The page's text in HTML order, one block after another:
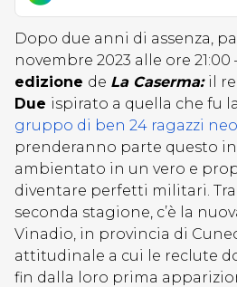
Dopo due anni di assenza,
novembre 2023 alle ore 21:00
edizione de La Caserma: il
Due ispirato a quella che fu
gruppo di ben 24 ragazzi
prenderanno parte questo
ambientato in un vero e
diventare perfetti militari.
seconda stagione, c’è la
Vinadio, in provincia di
attitudinale a cui le reclute
fin dalla loro prima